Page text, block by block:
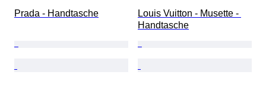
Prada - Handtasche
Louis Vuitton - Musette -
Handtasche